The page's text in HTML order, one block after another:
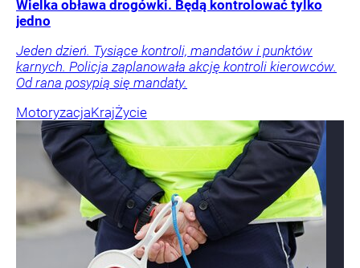
Wielka obława drogówki. Będą kontrolować tylko
jedno
Jeden dzień. Tysiące kontroli, mandatów i punktów
karnych. Policja zaplanowała akcję kontroli kierowców.
Od rana posypią się mandaty.
MotoryzacjaKrajŻycie